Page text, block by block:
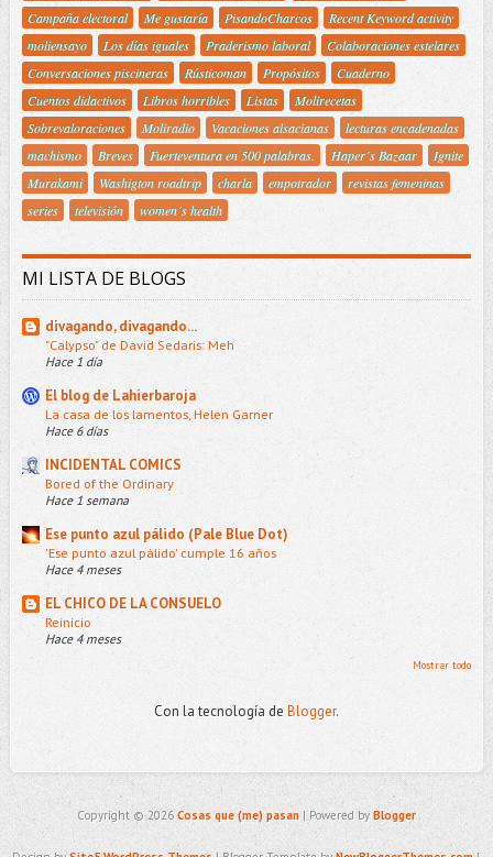
Campaña electoral
Me gustaría PisandoCharcos
Recent Keyword activity
moliensayo
Los días iguales Praderismo laboral
Colaboraciones estelares
Conversaciones piscineras
Rústicoman Propósitos
Cuaderno
Cuentos didactivos
Libros horribles Listas
Molirecetas
Sobrevaloraciones
Moliradio Vacaciones alsacianas
lecturas encadenadas
machismo
Breves Fuerteventura en 500 palabras. Haper´s Bazaar
Ignite
Murakami
Washigton roadtrip charla empotrador
revistas femeninas
series
televisión women´s health
MI LISTA DE BLOGS
divagando, divagando...
"Calypso" de David Sedaris: Meh
Hace 1 día
El blog de Lahierbaroja
La casa de los lamentos, Helen Garner
Hace 6 días
INCIDENTAL COMICS
Bored of the Ordinary
Hace 1 semana
Ese punto azul pálido (Pale Blue Dot)
'Ese punto azul pálido' cumple 16 años
Hace 4 meses
EL CHICO DE LA CONSUELO
Reinicio
Hace 4 meses
Mostrar todo
Con la tecnología de Blogger.
Copyright ©2026Cosas que (me) pasan | Powered byBlogger